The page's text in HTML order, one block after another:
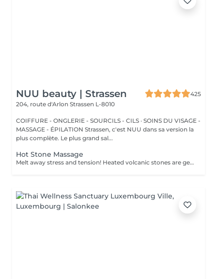
NUU beauty | Strassen
425
204, route d'Arlon Strassen L-8010
COIFFURE - ONGLERIE - SOURCILS - CILS · SOINS DU VISAGE -
MASSAGE - ÉPILATION Strassen, c'est NUU dans sa version la
plus complète. Le plus grand sal...
Hot Stone Massage
Melt away stress and tension! Heated volcanic stones are gently placed and massaged over the body to warm the muscles, increase circulation, and promote a deep state of relaxation. Perfect for relieving tension, easing anxiety, and restoring inner calm. Age restrictions: there are no age restrictions for this procedure. Post procedure recommendations: do not do sport and any sharp movements 2-3 hours after the procedure. Frequency: 1-2 times per week, 10 times in total. Repeat once in 3-6 months.